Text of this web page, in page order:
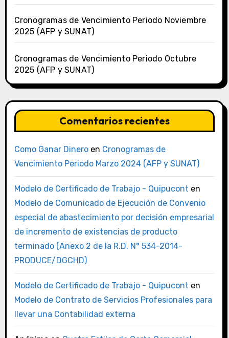
Cronogramas de Vencimiento Periodo Noviembre
2025 (AFP y SUNAT)
Cronogramas de Vencimiento Periodo Octubre
2025 (AFP y SUNAT)
Comentarios recientes
Como Ganar Dineroen Cronogramas de
Vencimiento Periodo Marzo 2024 (AFP y SUNAT)
Modelo de Certificado de Trabajo - Quipucont en
Modelo de Comunicado de Ejecución de Convenio
especial de abastecimiento por decisión empresarial
de incremento de existencias de producto
terminado (Anexo 2 de la R.D. N° 534-2014-
PRODUCE/DGCHD)
Modelo de Certificado de Trabajo - Quipucont en
Modelo de Contrato de Servicios Profesionales para
llevar una Contabilidad externa